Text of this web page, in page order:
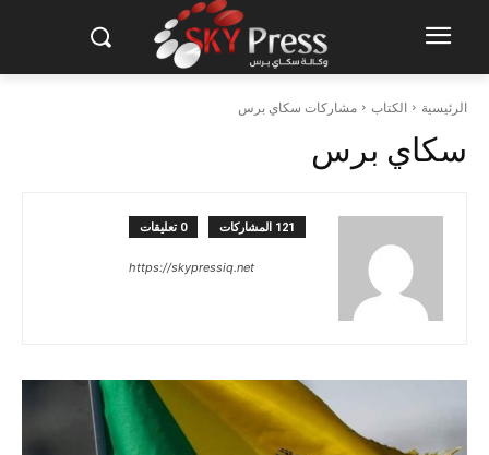
الرئيسية الكتاب مشاركات سكاي برس
سكاي برس
121 المشاركات 0 تعليقات
https://skypressiq.net